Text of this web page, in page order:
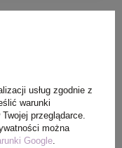
usług zgodnie z
warunki
przeglądarce.
można
Google.